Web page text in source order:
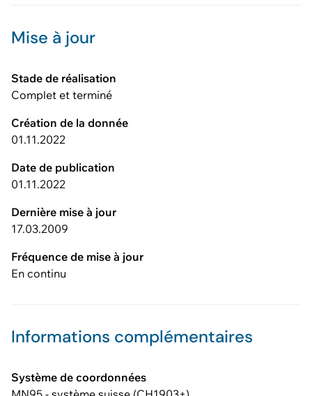
Mise à jour
Stade de réalisation
Complet et terminé
Création de la donnée
01.11.2022
Date de publication
01.11.2022
Dernière mise à jour
17.03.2009
Fréquence de mise à jour
En continu
Informations complémentaires
Système de coordonnées